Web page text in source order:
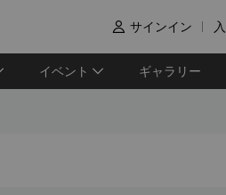
 サインイン
イベント ギャラリー